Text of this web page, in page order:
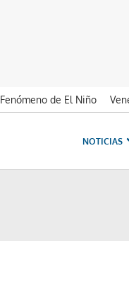
Fenómeno de El Niño
NOTICIAS